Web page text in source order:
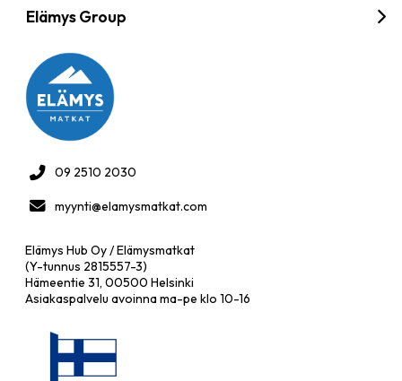
Elämys Group
09 2510 2030
myynti@elamysmatkat.com
Elämys Hub Oy / Elämysmatkat
(Y-tunnus 2815557-3)
Hämeentie 31, 00500 Helsinki
Asiakaspalvelu avoinna ma-pe klo 10-16